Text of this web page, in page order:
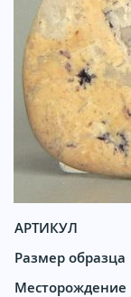
АРТИКУЛ
Размер образца
Месторождение